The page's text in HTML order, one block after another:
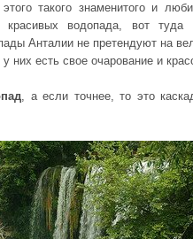
такого знаменитого и
водопада, вот
Анталии не претендуют на
них есть свое очарование и
, а если точнее, то это